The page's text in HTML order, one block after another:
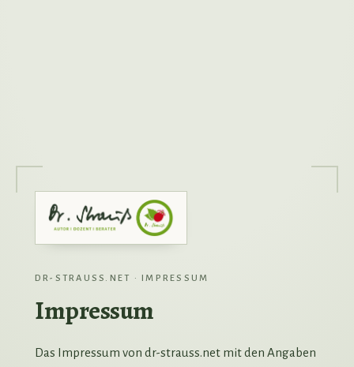
DR-STRAUSS.NET · IMPRESSUM
Impressum
Das Impressum von dr-strauss.net mit den Angaben